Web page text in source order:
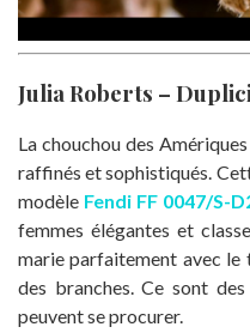
Julia Roberts –
La chouchou des
raffinés et sophistiqués.
modèle Fendi FF 0047/S-
femmes élégantes et
marie parfaitement avec
des branches. Ce sont
peuvent se procurer.